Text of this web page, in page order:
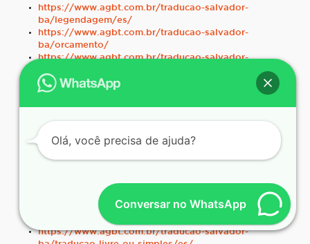
https://www.agbt.com.br/traducao-salvador-
ba/legendagem/es/
https://www.agbt.com.br/traducao-salvador-
ba/orcamento/
https://www.agbt.com.br/traducao-salvador-
https://www.agbt.com.br/traducao-salvador-
ba/orcamento/es/
https://www.agbt.com.br/traducao-salvador-
ba/traducao-juramentada/
https://www.agbt.com.br/traducao-salvador-
ba/traducao-juramentada/en/
https://www.agbt.com.br/traducao-salvador-
https://www.agbt.com.br/traducao-salvador-
ba/traducao-livre-ou-simples/
https://www.agbt.com.br/traducao-salvador-
ba/traducao-livre-ou-simples/en/
https://www.agbt.com.br/traducao-salvador-
Conversar no WhatsApp
Olá, você precisa de ajuda?